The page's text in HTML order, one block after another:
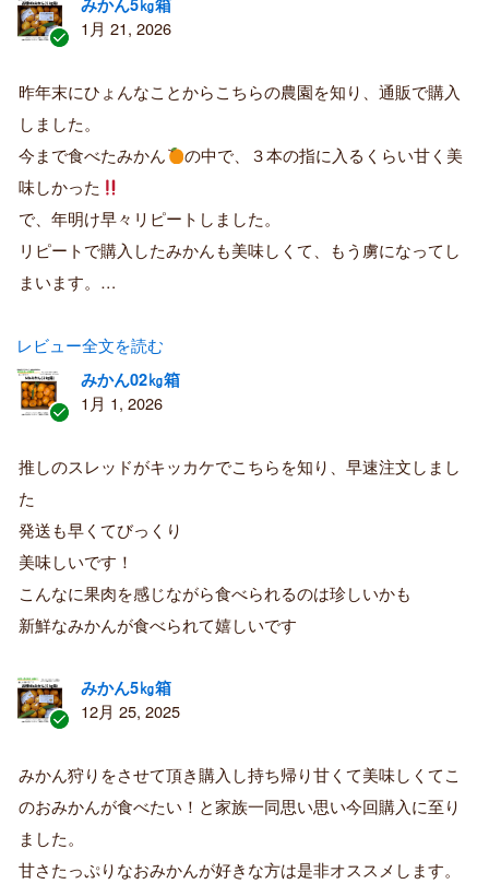
証
済
み
購
者
みかん5㎏箱
1月 21, 2026
昨年末にひょんなことからこちらの農園を知り、通販で購入
しました。
今まで食べたみかん
の中で、３本の指に入るくらい甘く美
味しかった
で、年明け早々リピートしました。
リピートで購入したみかんも美味しくて、もう虜になってし
まいます。…
レビュー全文を読む
証
済
購
者
みかん02㎏箱
1月 1, 2026
推しのスレッドがキッカケでこちらを知り、早速注文しまし
た
発送も早くてびっくり
美味しいです！
こんなに果肉を感じながら食べられるのは珍しいかも
新鮮なみかんが食べられて嬉しいです
証
済
み
購
みかん5㎏箱
12月 25, 2025
みかん狩りをさせて頂き購入し持ち帰り甘くて美味しくてこ
のおみかんが食べたい！と家族一同思い思い今回購入に至り
ました。
甘さたっぷりなおみかんが好きな方は是非オススメします。